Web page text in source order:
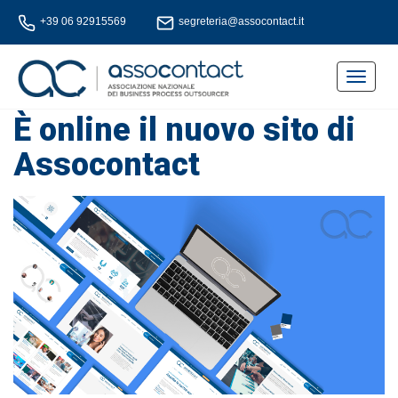
+39 06 92915569 segreteria@assocontact.it
Toggle
È online il nuovo sito di
Assocontact